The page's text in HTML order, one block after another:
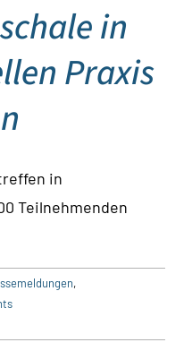
in
Praxis
in
Teilnehmenden
,